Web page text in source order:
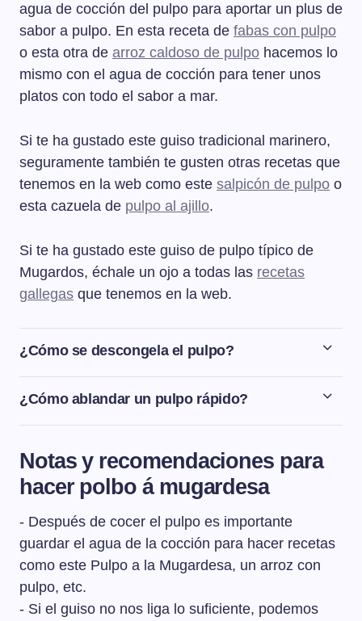
agua de cocción del pulpo para aportar un plus de
sabor a pulpo. En esta receta de fabas con pulpo
o esta otra de arroz caldoso de pulpo hacemos lo
mismo con el agua de cocción para tener unos
platos con todo el sabor a mar.
Si te ha gustado este guiso tradicional marinero,
seguramente también te gusten otras recetas que
tenemos en la web como este salpicón de pulpo o
esta cazuela de pulpo al ajillo.
Si te ha gustado este guiso de pulpo típico de
Mugardos, échale un ojo a todas las recetas
gallegas que tenemos en la web.
¿Cómo se descongela el pulpo?
Para descongelar el pulpo, lo sacaremos del congelador
con 24 horas de antelación y lo dejaremos descongelar
debajo, para que no esté en contacto con el agua de la
congelación.
¿Cómo ablandar un pulpo rápido?
Para cocinar el pulpo y que nos quede tierno hace falta
durante 2 o 3 días. Si no disponemos de ese tiempo
para congelarlo, la única opción sería hacerlo como se
hacía antiguamente, golpeándolo contra una superficie
dura durante unos minutos. Lo que en Galicia se conoce
como mazar el pulpo. Existe una tradición marinera que
dice que hay que mazarlo 33 veces para que quede
tierno.
Notas y recomendaciones para
hacer polbo á mugardesa
- Después de cocer el pulpo es importante
guardar el agua de la cocción para hacer recetas
como este Pulpo a la Mugardesa, un arroz con
pulpo, etc.
- Si el guiso no nos liga lo suficiente, podemos